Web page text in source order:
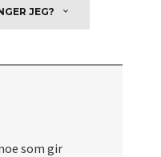
JEG?
som gir